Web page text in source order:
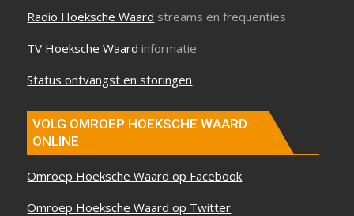
Radio Hoeksche Waard streams en frequenties
TV Hoeksche Waard informatie
Status ontvangst en storingen
VOLG OMROEP HOEKSCHE WAARD
ONLINE
Omroep Hoeksche Waard op Facebook
Omroep Hoeksche Waard op Twitter